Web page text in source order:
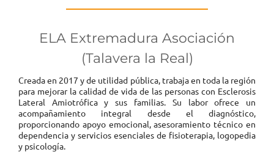
ELA Extremadura Asociación
(Talavera la Real)
Creada en 2017 y de utilidad pública, trabaja en toda la región
para mejorar la calidad de vida de las personas con Esclerosis
Lateral Amiotrófica y sus familias. Su labor ofrece un
acompañamiento integral desde el diagnóstico,
proporcionando apoyo emocional, asesoramiento técnico en
dependencia y servicios esenciales de fisioterapia, logopedia
y psicología.